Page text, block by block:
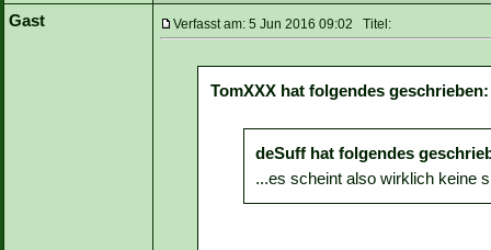
Gast
Verfasst am: 5 Jun 2016 09:02 Titel:
TomXXX hat folgendes geschrieben:
deSuff hat folgendes
...es scheint also wirklich keine